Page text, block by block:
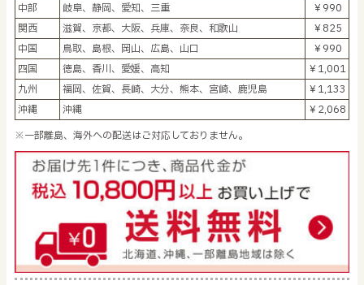
中部
岐阜、静岡、愛知、三重
￥990
関西
滋賀、京都、大阪、兵庫、奈良、和歌山
￥825
中国
鳥取、島根、岡山、広島、山口
￥990
四国
徳島、香川、愛媛、高知
￥1,001
九州
福岡、佐賀、長崎、大分、熊本、宮崎、鹿児島
￥1,133
沖縄
沖縄
￥2,068
※一部離島、海外への配送はご対応しておりません。